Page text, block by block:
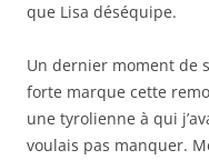
que Lisa déséquipe.
Un dernier moment de
forte marque cette
une tyrolienne à qui
voulais pas manquer.